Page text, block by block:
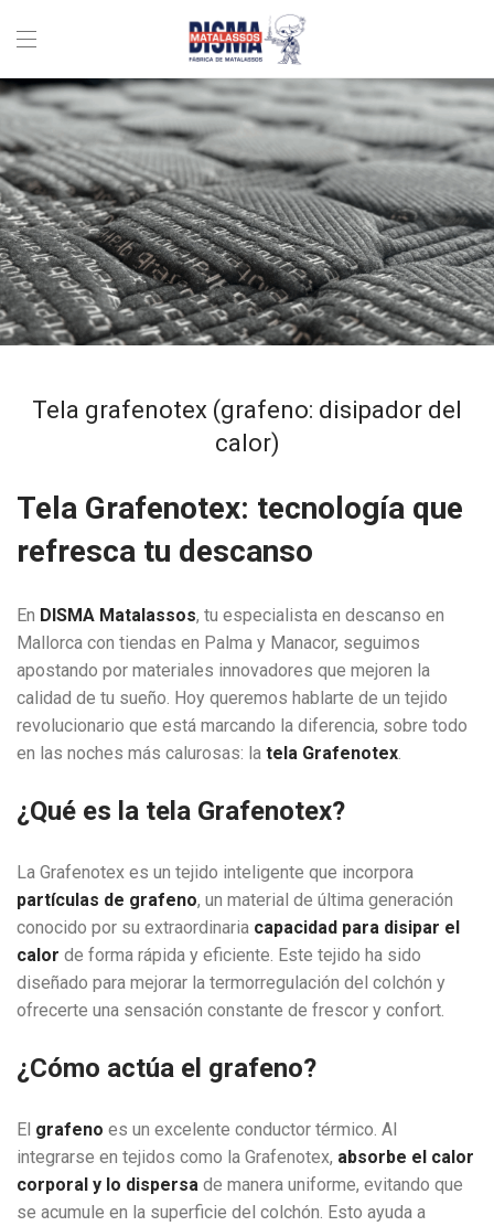
Tela grafenotex (grafeno: disipador del
calor)
Tela Grafenotex: tecnología que
refresca tu descanso
En DISMA Matalassos, tu especialista en descanso en
Mallorca con tiendas en Palma y Manacor, seguimos
apostando por materiales innovadores que mejoren la
calidad de tu sueño. Hoy queremos hablarte de un tejido
revolucionario que está marcando la diferencia, sobre todo
en las noches más calurosas: la tela Grafenotex.
¿Qué es la tela Grafenotex?
La Grafenotex es un tejido inteligente que incorpora
partículas de grafeno, un material de última generación
conocido por su extraordinaria capacidad para disipar el
calor de forma rápida y eficiente. Este tejido ha sido
diseñado para mejorar la termorregulación del colchón y
ofrecerte una sensación constante de frescor y confort.
¿Cómo actúa el grafeno?
El grafeno es un excelente conductor térmico. Al
integrarse en tejidos como la Grafenotex, absorbe el calor
corporal y lo dispersa de manera uniforme, evitando que
se acumule en la superficie del colchón. Esto ayuda a